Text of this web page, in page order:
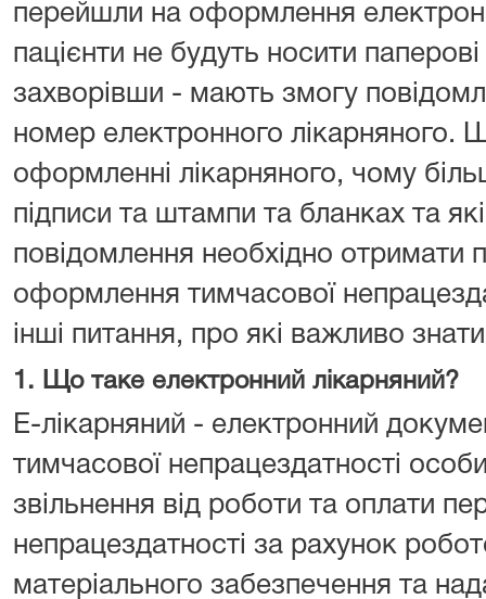
перейшли на оформлення
пацієнти не будуть носити
захворівши - мають змогу
номер електронного лікарняного.
оформленні лікарняного, чому
підписи та штампи та бланках та
повідомлення необхідно отримати
оформлення тимчасової
інші питання, про які важливо
1. Що таке електронний лікарняний?
Е-лікарняний - електронний
тимчасової непрацездатності
звільнення від роботи та оплати
непрацездатності за рахунок
матеріального забезпечення та